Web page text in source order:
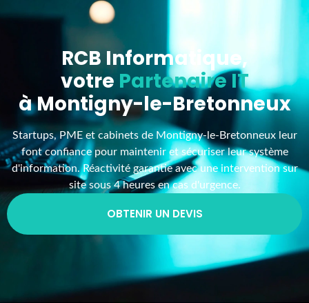
RCB Informatique,
votre Partenaire IT
à Montigny-le-Bretonneux
Startups, PME et cabinets de Montigny-le-Bretonneux leur
font confiance pour maintenir et sécuriser leur système
d'information. Réactivité garantie avec une intervention sur
site sous 4 heures en cas d'urgence.
OBTENIR UN DEVIS